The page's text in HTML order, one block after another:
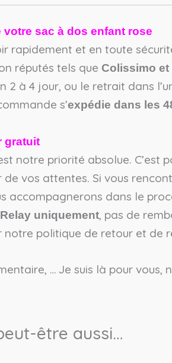
sac à dos enfant rose
rapidement et en toute
réputés tels que Colissimo et
2 à 4 jour, ou le retrait dans
s’expédie dans les
gratuit
notre priorité absolue. C’est
vos attentes. Si vous
accompagnerons dans le
uniquement, pas de
notre politique de retour et de
… Je suis là pour vous,
être aussi…